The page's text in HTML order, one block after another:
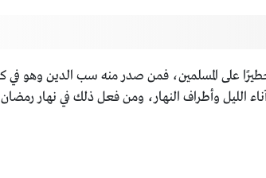
على المسلمين، فمن صدر منه سب الدين وهو في
آناء الليل وأطراف النهار، ومن فعل ذلك في نهار